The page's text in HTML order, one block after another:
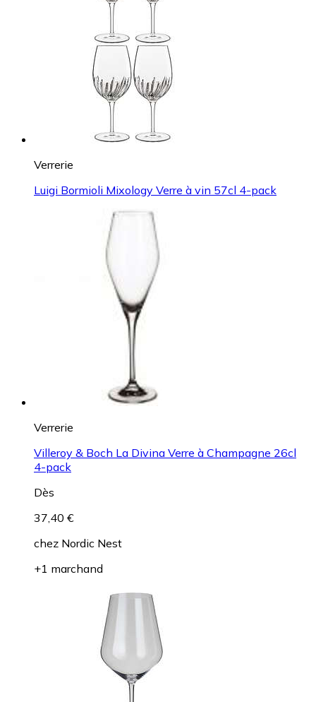
Verrerie
Luigi Bormioli Mixology Verre à vin 57cl 4-pack
Verrerie
Villeroy & Boch La Divina Verre à Champagne 26cl
4-pack
Dès
37,40 €
chez Nordic Nest
+1 marchand